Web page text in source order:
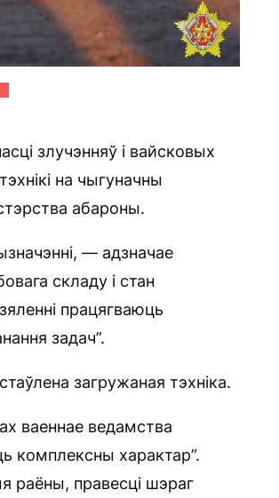
злучэнняў і вайсковых
на чыгуначны
абароны.
— адзначае
складу і стан
працягваюць
задач”.
загружаная тэхніка.
ваеннае ведамства
комплексны характар”.
раёны, правесці шэраг